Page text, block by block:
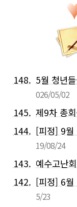
148. 5월 청년
026/05/02
145. 제9차 총
144. [피정] 9
19/08/24
143. 예수고난
142. [피정] 6
5/23